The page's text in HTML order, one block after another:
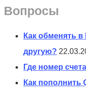
Вопросы
Как обменять
другую?
Где номер
Как пополнить